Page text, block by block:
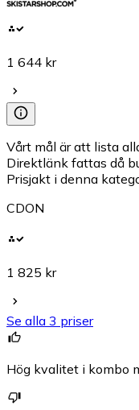
1 644 kr
Vårt mål är att lista
Direktlänk fattas då
Prisjakt i denna
CDON
1 825 kr
Se alla 3 priser
Hög kvalitet i kombo